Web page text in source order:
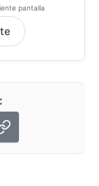
pantalla